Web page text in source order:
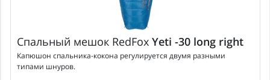
Спальный мешок RedFox Yeti -30 long right
Капюшон спальника-кокона регулируется двумя разными
типами шнуров.